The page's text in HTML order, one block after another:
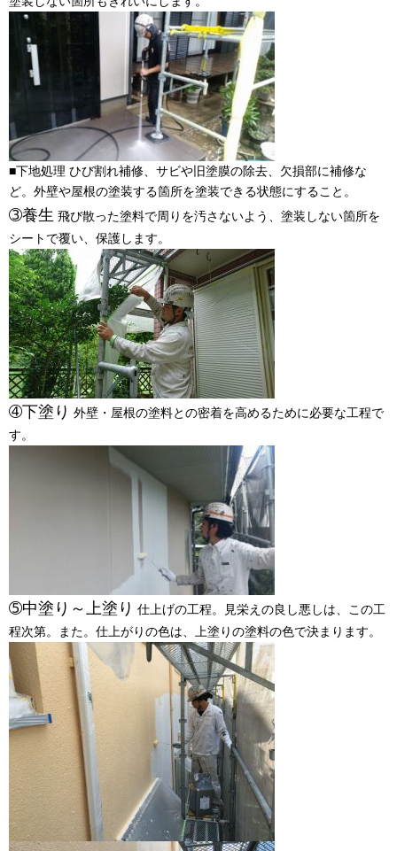
■下地処理 ひび割れ補修、サビや旧塗膜の除去、欠損部に補修な
ど。外壁や屋根の塗装する箇所を塗装できる状態にすること。
➂養生 飛び散った塗料で周りを汚さないよう、塗装しない箇所を
シートで覆い、保護します。
➃下塗り 外壁・屋根の塗料との密着を高めるために必要な工程で
す。
➄中塗り～上塗り 仕上げの工程。見栄えの良し悪しは、この工
程次第。また。仕上がりの色は、上塗りの塗料の色で決まります。